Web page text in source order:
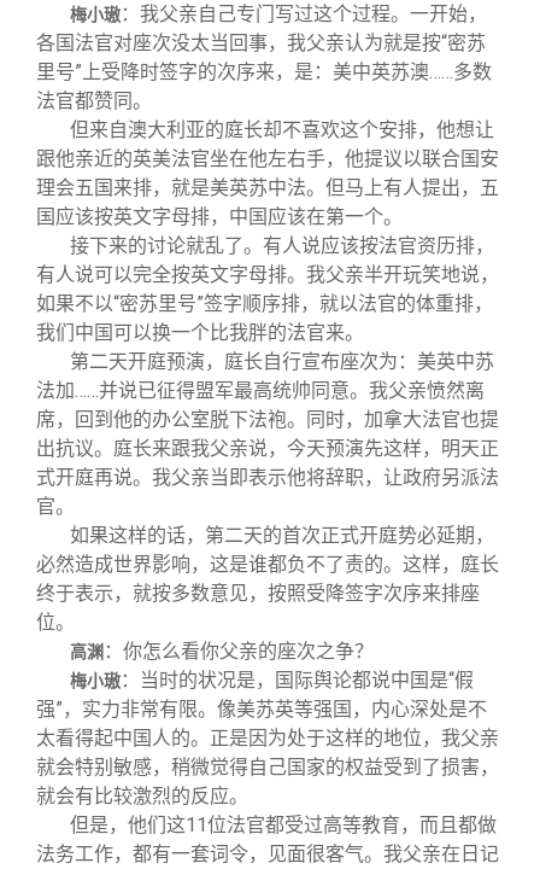
梅小璈：我父亲自己专门写过这个过程。一开始，
各国法官对座次没太当回事，我父亲认为就是按“密苏
里号”上受降时签字的次序来，是：美中英苏澳……多数
法官都赞同。
但来自澳大利亚的庭长却不喜欢这个安排，他想让
跟他亲近的英美法官坐在他左右手，他提议以联合国安
理会五国来排，就是美英苏中法。但马上有人提出，五
国应该按英文字母排，中国应该在第一个。
接下来的讨论就乱了。有人说应该按法官资历排，
有人说可以完全按英文字母排。我父亲半开玩笑地说，
如果不以“密苏里号”签字顺序排，就以法官的体重排，
我们中国可以换一个比我胖的法官来。
第二天开庭预演，庭长自行宣布座次为：美英中苏
法加……并说已征得盟军最高统帅同意。我父亲愤然离
席，回到他的办公室脱下法袍。同时，加拿大法官也提
出抗议。庭长来跟我父亲说，今天预演先这样，明天正
式开庭再说。我父亲当即表示他将辞职，让政府另派法
官。
如果这样的话，第二天的首次正式开庭势必延期，
必然造成世界影响，这是谁都负不了责的。这样，庭长
终于表示，就按多数意见，按照受降签字次序来排座
位。
高渊 ：你怎么看你父亲的座次之争？
梅小璈：当时的状况是，国际舆论都说中国是“假
强”，实力非常有限。像美苏英等强国，内心深处是不
太看得起中国人的。正是因为处于这样的地位，我父亲
就会特别敏感，稍微觉得自己国家的权益受到了损害，
就会有比较激烈的反应。
但是，他们这11位法官都受过高等教育，而且都做
法务工作，都有一套词令，见面很客气。我父亲在日记